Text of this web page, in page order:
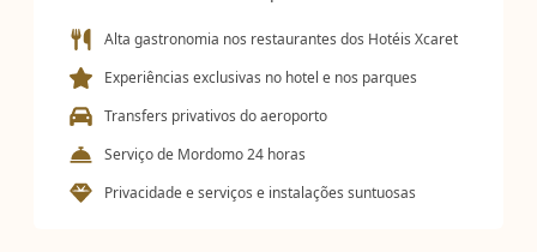
Alta gastronomia nos restaurantes dos Hotéis Xcaret
Experiências exclusivas no hotel e nos parques
Transfers privativos do aeroporto
Serviço de Mordomo 24 horas
Privacidade e serviços e instalações suntuosas